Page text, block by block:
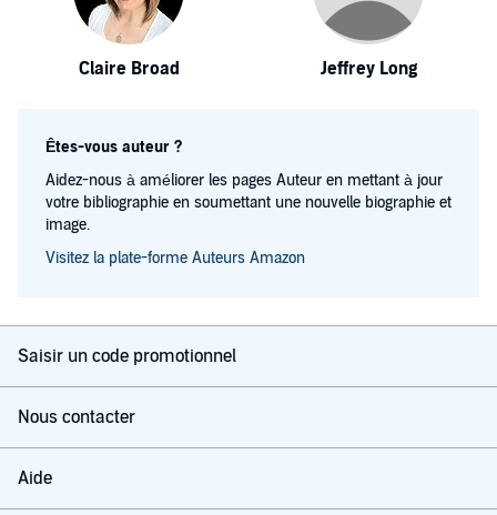
Claire Broad Jeffrey Long
Êtes-vous auteur ?
Aidez-nous à améliorer les pages Auteur en mettant à jour
votre bibliographie en soumettant une nouvelle biographie et
image.
Visitez la plate-forme Auteurs Amazon
Saisir un code promotionnel
Nous contacter
Aide